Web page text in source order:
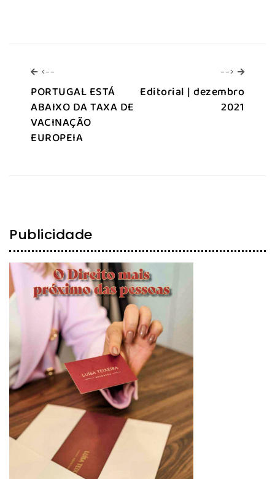
<--
PORTUGAL ESTÁ
ABAIXO DA TAXA DE
VACINAÇÃO
EUROPEIA
--> -->
Editorial | dezembro
2021
Publicidade